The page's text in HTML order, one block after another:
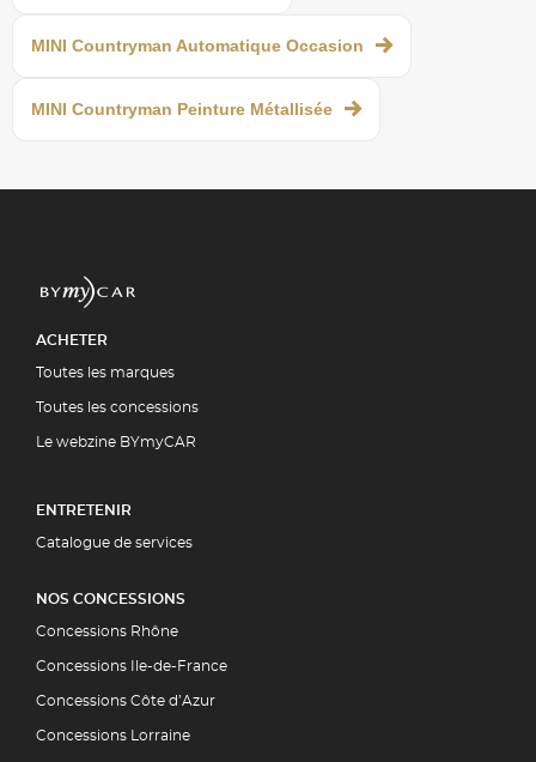
MINI Countryman Automatique Occasion
MINI Countryman Peinture Métallisée
ACHETER
Toutes les marques
Toutes les concessions
Le webzine BYmyCAR
ENTRETENIR
Catalogue de services
NOS CONCESSIONS
Concessions Rhône
Concessions Ile-de-France
Concessions Côte d’Azur
Concessions Lorraine